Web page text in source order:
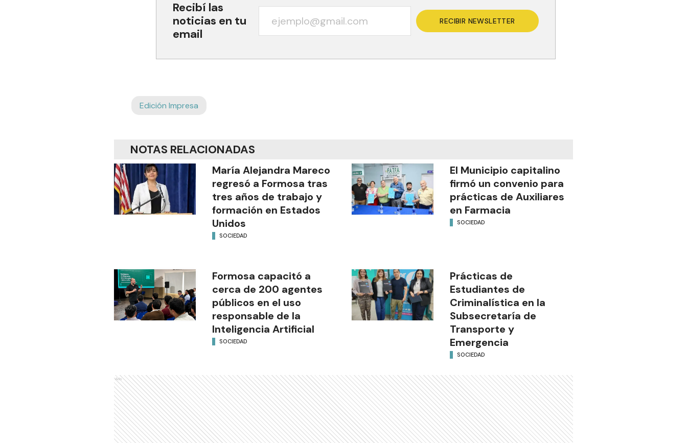
Recibí las
noticias en tu
email
RECIBIR NEWSLETTER
Edición Impresa
NOTAS RELACIONADAS
María Alejandra Mareco
regresó a Formosa tras
tres años de trabajo y
formación en Estados
Unidos
SOCIEDAD
El Municipio capitalino
firmó un convenio para
prácticas de Auxiliares
en Farmacia
SOCIEDAD
Formosa capacitó a
cerca de 200 agentes
públicos en el uso
responsable de la
Inteligencia Artificial
SOCIEDAD
Prácticas de
Estudiantes de
Criminalística en la
Subsecretaría de
Transporte y
Emergencia
SOCIEDAD
Ads